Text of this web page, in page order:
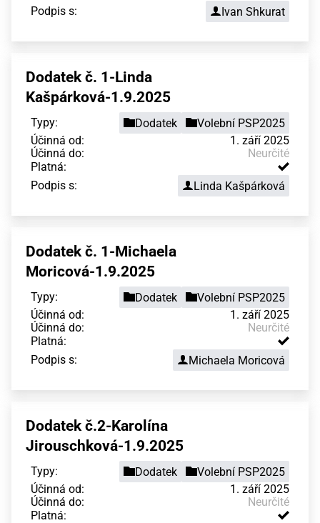
Podpis s:
Ivan Shkurat
Dodatek č. 1-Linda
Kašpárková-1.9.2025
Typy: Dodatek
Volební PSP2025
Účinná od:
1. září 2025
Účinná do:
Neurčité
Platná:
Podpis s:
Linda Kašpárková
Dodatek č. 1-Michaela
Moricová-1.9.2025
Typy: Dodatek
Volební PSP2025
Účinná od:
1. září 2025
Účinná do:
Neurčité
Platná:
Podpis s:
Michaela Moricová
Dodatek č.2-Karolína
Jirouschková-1.9.2025
Typy: Dodatek
Volební PSP2025
Účinná od:
1. září 2025
Účinná do:
Neurčité
Platná: